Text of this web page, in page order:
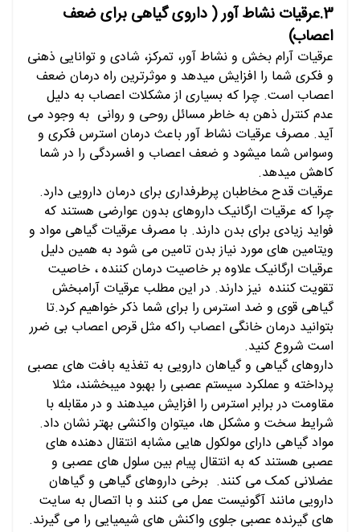
3.عرقیات نشاط آور ( داروی گیاهی برای ضعف
اعصاب)
عرقیات آرام بخش و نشاط آور، تمرکز، شادی و توانایی ذهنی
و فکری شما را افزایش میدهد و موثرترین راه درمان ضعف
اعصاب است. چرا که بسیاری از مشکلات اعصاب به دلیل
عدم کنترل ذهن به خاطر مسائل روحی و روانی به وجود می
آید. مصرف عرقیات نشاط آور باعث درمان استرس فکری و
وسواس شما میشود و ضعف اعصاب و افسردگی را در شما
کاهش میدهد.
عرقیات قدح مخاطبان پرطرفداری برای درمان دارویی دارد.
چرا که عرقیات ارگانیک داروهای بدون عوارضی هستند که
فواید زیادی برای بدن دارند. با مصرف عرقیات گیاهی مواد و
ویتامین های مورد نیاز بدن تامین می شود به همین دلیل
عرقیات ارگانیک علاوه بر خاصیت درمان کننده ، خاصیت
تقویت کننده نیز دارند. در این مطلب عرقیات آرامبخش
گیاهی قوی و ضد استرس را برای شما ذکر خواهیم کرد.تا
بتوانید درمان خانگی اعصاب راکه مثل قرص اعصاب بی ضرر
است شروع کنید.
داروهای گیاهی و گیاهان دارویی به تغذیه بافت های عصبی
پرداخته و عملکرد سیستم عصبی را بهبود میبخشند، مثلا
مقاومت در برابر استرس را افزایش میدهند و در مقابله با
شرایط سخت و مشکل ها، میتوان واکنشی بهتر نشان داد.
مواد گیاهی دارای مولکول هایی مشابه انتقال دهنده های
عصبی هستند که به انتقال پیام بین سلول های عصبی و
عضلانی کمک می کنند. برخی داروهای گیاهی و گیاهان
دارویی مانند آگونیست عمل می کنند و با اتصال به سایت
های گیرنده عصبی جلوی واکنش های شیمیایی را می گیرند.